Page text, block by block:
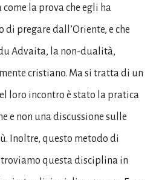
la prova che egli ha
pregare dall’Oriente, e che
Advaita, la non-dualità,
cristiano. Ma si tratta di un
loro incontro è stato la pratica
e non una discussione sulle
Inoltre, questo metodo di
questa disciplina in